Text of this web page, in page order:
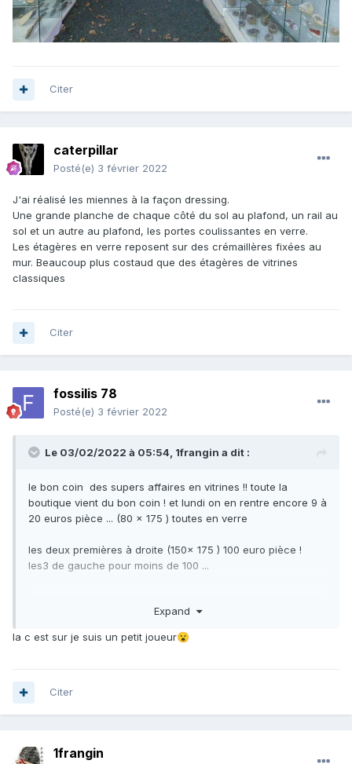
Citer
caterpillar
Posté(e) 3 février 2022
J'ai réalisé les miennes à la façon dressing.
Une grande planche de chaque côté du sol au plafond, un rail au
sol et un autre au plafond, les portes coulissantes en verre.
Les étagères en verre reposent sur des crémaillères fixées au
mur. Beaucoup plus costaud que des étagères de vitrines
classiques
Citer
fossilis 78
Posté(e) 3 février 2022
Le 03/02/2022 à 05:54, 1frangin a dit :
le bon coin des supers affaires en vitrines !! toute la
boutique vient du bon coin ! et lundi on en rentre encore 9 à
20 euros pièce ... (80 x 175 ) toutes en verre
les deux premières à droite (150x 175 ) 100 euro pièce !
les3 de gauche pour moins de 100 ...
Expand
la c est sur je suis un petit joueur😮
Citer
1frangin